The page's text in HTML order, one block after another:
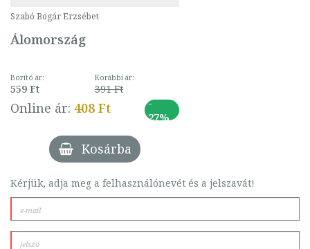
Szabó Bogár Erzsébet
Álomország
Borító ár:
559 Ft
Korábbi ár:
391 Ft
Online ár: 408 Ft
-
27%
Kosárba
Kérjük, adja meg a felhasználónevét és a jelszavát!